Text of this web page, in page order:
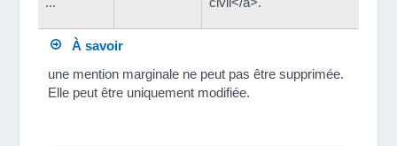
À savoir
une mention marginale ne peut pas être supprimée.
Elle peut être uniquement modifiée.